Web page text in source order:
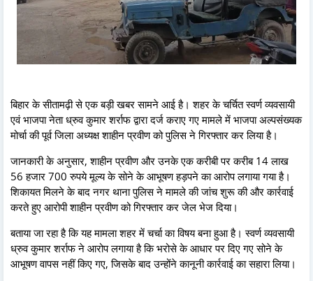
बिहार के सीतामढ़ी से एक बड़ी खबर सामने आई है। शहर के चर्चित स्वर्ण व्यवसायी
एवं भाजपा नेता ध्रुव कुमार शर्राफ द्वारा दर्ज कराए गए मामले में भाजपा अल्पसंख्यक
मोर्चा की पूर्व जिला अध्यक्ष शाहीन प्रवीण को पुलिस ने गिरफ्तार कर लिया है।
जानकारी के अनुसार, शाहीन प्रवीण और उनके एक करीबी पर करीब 14 लाख
56 हजार 700 रुपये मूल्य के सोने के आभूषण हड़पने का आरोप लगाया गया है।
शिकायत मिलने के बाद नगर थाना पुलिस ने मामले की जांच शुरू की और कार्रवाई
करते हुए आरोपी शाहीन प्रवीण को गिरफ्तार कर जेल भेज दिया।
बताया जा रहा है कि यह मामला शहर में चर्चा का विषय बना हुआ है। स्वर्ण व्यवसायी
ध्रुव कुमार शर्राफ ने आरोप लगाया है कि भरोसे के आधार पर दिए गए सोने के
आभूषण वापस नहीं किए गए, जिसके बाद उन्होंने कानूनी कार्रवाई का सहारा लिया।